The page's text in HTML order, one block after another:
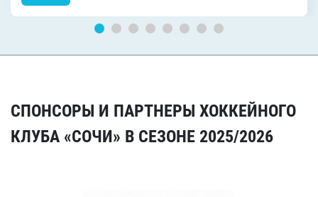
СПОНСОРЫ И ПАРТНЕРЫ ХОККЕЙНОГО
КЛУБА «СОЧИ» В СЕЗОНЕ 2025/2026